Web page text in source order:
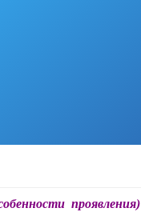
проявления)